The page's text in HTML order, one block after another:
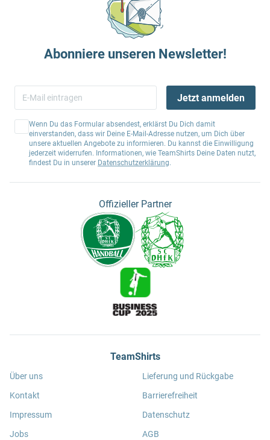
Abonniere unseren Newsletter!
Jetzt anmelden
Wenn Du das Formular absendest, erklärst Du Dich damit
einverstanden, dass wir Deine E-Mail-Adresse nutzen, um Dich über
unsere aktuellen Angebote zu informieren. Du kannst die Einwilligung
jederzeit widerrufen. Informationen, wie TeamShirts Deine Daten nutzt,
findest Du in unserer Datenschutzerklärung.
Offizieller Partner
TeamShirts
Über uns
Kontakt
Impressum
Jobs
Lieferung und Rückgabe
Barrierefreiheit
Datenschutz
AGB